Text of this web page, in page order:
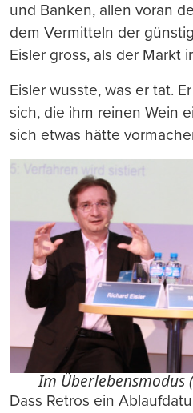
und Banken, allen voran
dem Vermitteln der
Eisler gross, als der Markt
Eisler wusste, was er tat.
sich, die ihm reinen Wein
sich etwas hätte
Im Überlebensmodus
Dass Retros ein